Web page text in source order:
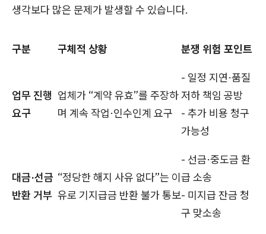
생각보다 많은 문제가 발생할 수 있습니다.
구분 구체적 상황 분쟁 위험 포인트
업무 진행
요구
업체가 “계약 유효”를 주장하
며 계속 작업·인수인계 요구
- 일정 지연·품질
저하 책임 공방
- 추가 비용 청구
가능성
대금·선금
반환 거부
“정당한 해지 사유 없다”는 이
유로 기지급금 반환 불가 통보
- 선금·중도금 환
급 소송
- 미지급 잔금 청
구 맞소송